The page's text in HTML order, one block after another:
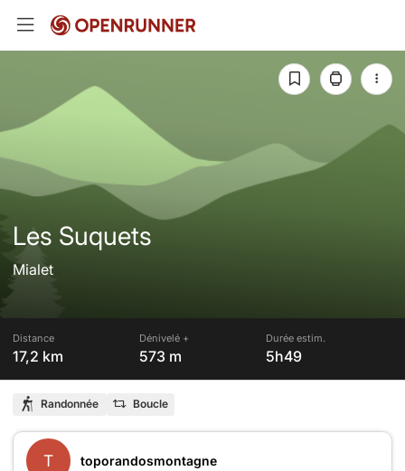
Les Suquets
Mialet
Distance
17,2 km
Dénivelé +
573 m
Durée estim.
5h49
Randonnée Boucle
T toporandosmontagne